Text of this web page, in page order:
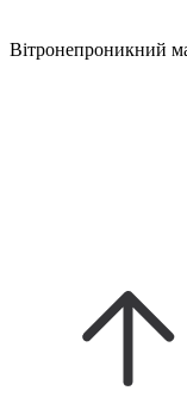
Вітронепроникний